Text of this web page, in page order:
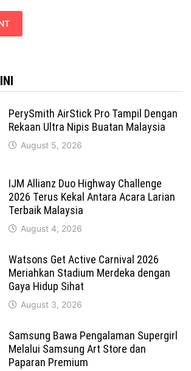
PerySmith AirStick Pro Tampil Dengan
Rekaan Ultra Nipis Buatan Malaysia
August 5, 2026
IJM Allianz Duo Highway Challenge
2026 Terus Kekal Antara Acara Larian
Terbaik Malaysia
August 4, 2026
Watsons Get Active Carnival 2026
Meriahkan Stadium Merdeka dengan
Gaya Hidup Sihat
August 3, 2026
Samsung Bawa Pengalaman Supergirl
Melalui Samsung Art Store dan
Paparan Premium